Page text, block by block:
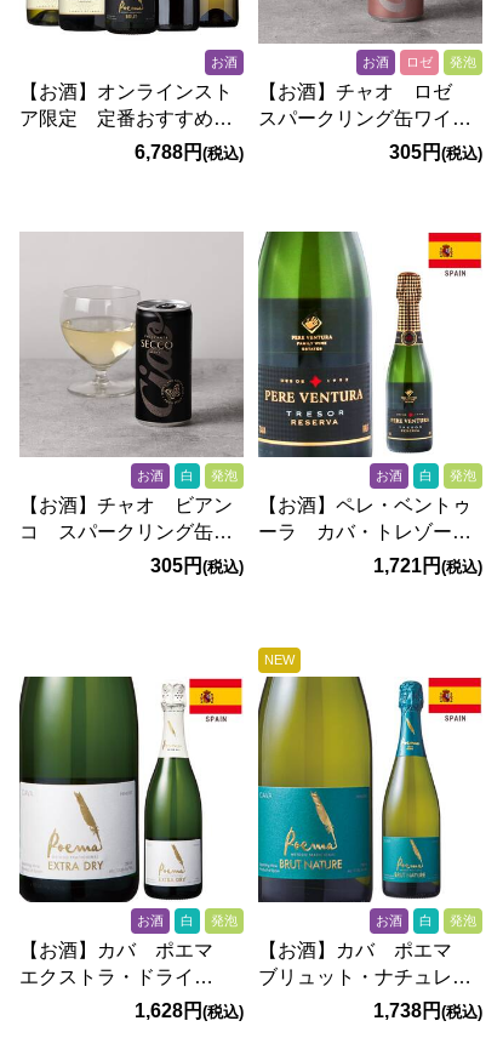
お酒
【お酒】オンラインスト
ア限定 定番おすすめ！
赤白泡 厳選5本セット
6,788円(税込)
お酒 ロゼ 発泡
【お酒】チャオ ロゼ
スパークリング缶ワイ
ン （ロゼ・微発泡）
305円 (税込)
お酒 白 発泡
【お酒】チャオ ビアン
コ スパークリング缶ワ
イン （白・微発泡）
305円(税込)
お酒 白 発泡
【お酒】ペレ・ベントゥ
ーラ カバ・トレゾー
ル ブリュット レセル
1,721円 (税込)
お酒 白 発泡
【お酒】カバ ポエマ
エクストラ・ドライ
（白・発泡） 750ml
1,628円(税込)
NEW
お酒 白 発泡
【お酒】カバ ポエマ
ブリュット・ナチュレ
（白・発泡） 750ml
1,738円 (税込)